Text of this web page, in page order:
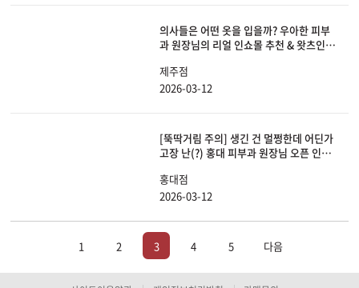
의사들은 어떤 옷을 입을까? 우아한 피부
과 원장님의 리얼 인쇼몰 추천 & 왓츠인마
제주점
2026-03-12
[뚝딱거림 주의] 생긴 건 멀쩡한데 어딘가
고장 난(?) 홍대 피부과 원장님 오픈 인터
홍대점
2026-03-12
1 2 3 4 5 다음